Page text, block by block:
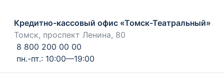
Кредитно-кассовый офис «Томск-Театральный»
Томск, проспект Ленина, 80
8 800 200 00 00
пн.-пт.: 10:00—19:00